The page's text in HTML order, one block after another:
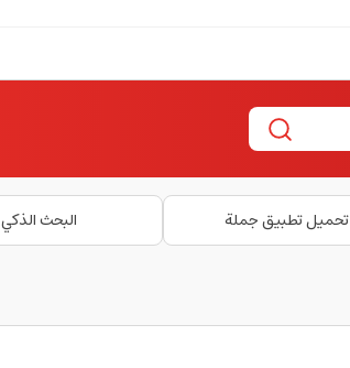
تحميل تطبيق جملة البحث الذكي